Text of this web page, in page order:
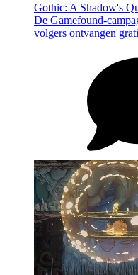
Gothic: A Shadow's
De Gamefound-
volgers ontvangen